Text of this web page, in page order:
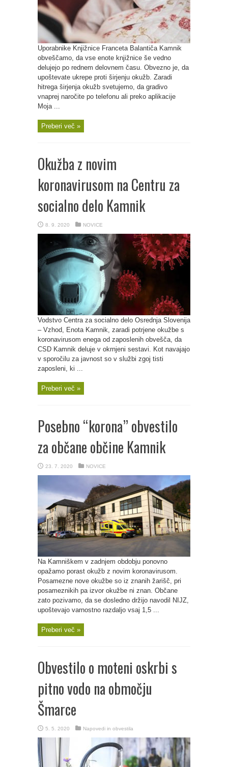
Uporabnike Knjižnice Franceta Balantiča Kamnik
obveščamo, da vse enote knjižnice še vedno
delujejo po rednem delovnem času. Obvezno je, da
upoštevate ukrepe proti širjenju okužb. Zaradi
hitrega širjenja okužb svetujemo, da gradivo
vnaprej naročite po telefonu ali preko aplikacije
Moja ...
Preberi več »
Okužba z novim
koronavirusom na Centru za
socialno delo Kamnik
8. 9. 2020 NOVICE
Vodstvo Centra za socialno delo Osrednja Slovenija
– Vzhod, Enota Kamnik, zaradi potrjene okužbe s
koronavirusom enega od zaposlenih obvešča, da
CSD Kamnik deluje v okrnjeni sestavi. Kot navajajo
v sporočilu za javnost so v službi zgoj tisti
zaposleni, ki ...
Preberi več »
Posebno “korona” obvestilo
za občane občine Kamnik
23. 7. 2020 NOVICE
Na Kamniškem v zadnjem obdobju ponovno
opažamo porast okužb z novim koronavirusom.
Posamezne nove okužbe so iz znanih žarišč, pri
posameznikih pa izvor okužbe ni znan. Občane
zato pozivamo, da se dosledno držijo navodil NIJZ,
upoštevajo varnostno razdaljo vsaj 1,5 ...
Preberi več »
Obvestilo o moteni oskrbi s
pitno vodo na območju
Šmarce
5. 5. 2020 Napovedi in obvestila